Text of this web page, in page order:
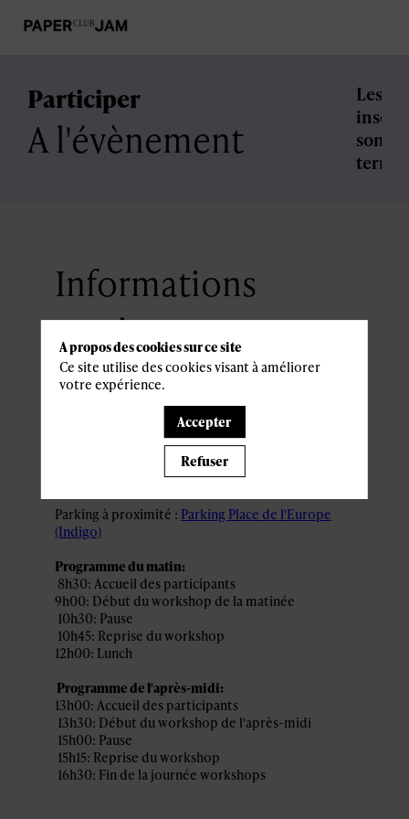
Participer
A l'évènement
Les
sont
Informations
pratiques
ACCÈS ET STATIONNEMENT
Quartier Européen Nord,
6 rue Fort Niedergrünewald,
Parking à proximité : Parking Place de l'Europe
(Indigo)
Programme du matin:
8h30: Accueil des participants
9h00: Début du workshop de la matinée
10h30: Pause
10h45: Reprise du workshop
12h00: Lunch
Programme de l'après-midi:
13h00: Accueil des participants
13h30: Début du workshop de l'après-midi
15h00: Pause
15h15: Reprise du workshop
16h30: Fin de la journée workshops
A propos des cookies sur ce site
Ce site utilise des cookies visant à améliorer
votre expérience.
Accepter
Refuser